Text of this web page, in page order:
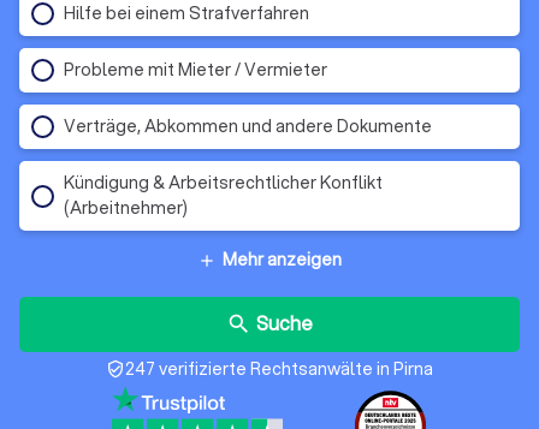
Hilfe bei einem Strafverfahren
Probleme mit Mieter / Vermieter
Verträge, Abkommen und andere Dokumente
Kündigung & Arbeitsrechtlicher Konflikt
(Arbeitnehmer)
add Mehr anzeigen
search Suche
verified_user247 verifizierte Rechtsanwälte in Pirna